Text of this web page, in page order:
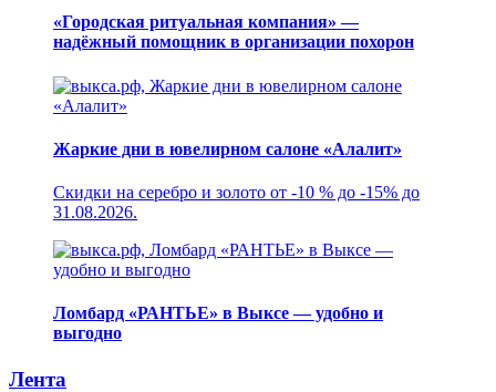
«Городская ритуальная компания» —
надёжный помощник в организации похорон
Жаркие дни в ювелирном салоне «Алалит»
Скидки на серебро и золото от -10 % до -15% до
31.08.2026.
Ломбард «РАНТЬЕ» в Выксе — удобно и
выгодно
Лента